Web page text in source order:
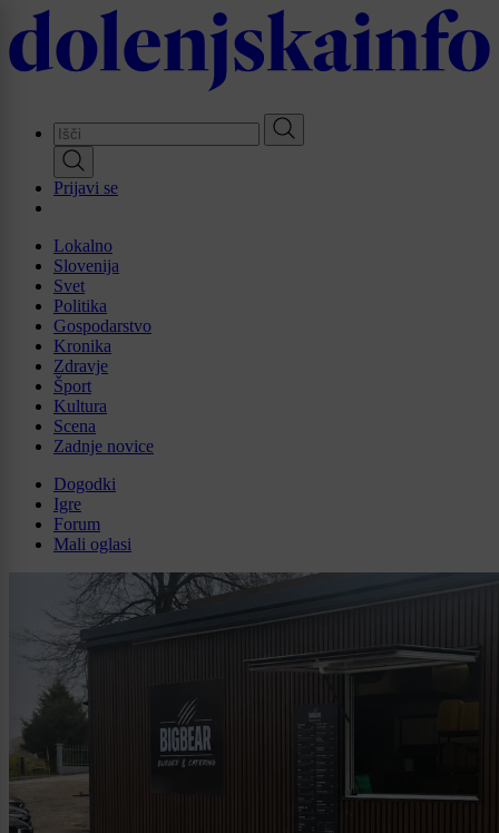
Skip
to
main
Prijavi se
Lokalno
Slovenija
Svet
Politika
Gospodarstvo
Kronika
Zdravje
Šport
Kultura
Scena
Zadnje novice
Dogodki
Igre
Forum
Mali oglasi